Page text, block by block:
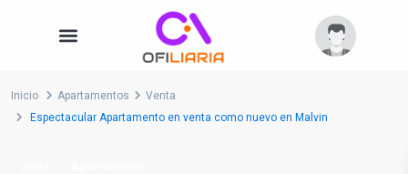
Inicio Apartamentos
Venta
Espectacular Apartamento en venta como nuevo en Malvin